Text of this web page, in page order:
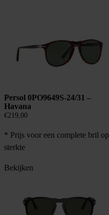
Persol 0PO9649S-24/31 –
Havana
€219,00
* Prijs voor een complete bril op
sterkte
Bekijken